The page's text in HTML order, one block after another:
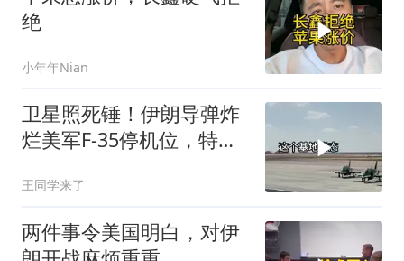
绝
小年年Nian
卫星照死锤！伊朗导弹炸
烂美军F-35停机位，特朗
王同学来了
两件事令美国明白，对伊